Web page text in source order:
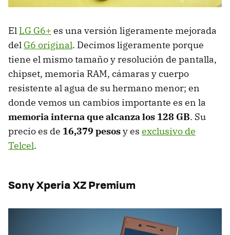
El LG G6+ es una versión ligeramente mejorada
del G6 original. Decimos ligeramente porque
tiene el mismo tamaño y resolución de pantalla,
chipset, memoria RAM, cámaras y cuerpo
resistente al agua de su hermano menor; en
donde vemos un cambios importante es en la
memoria interna que alcanza los 128 GB. Su
precio es de 16,379 pesosy es exclusivo de
Telcel.
Sony Xperia XZ Premium